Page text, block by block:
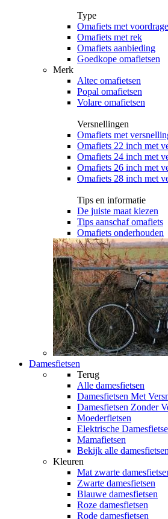
Type
Omafiets met
Omafiets met rek
Omafiets aanbieding
Goedkope omafietsen
Merk
Altec omafietsen
Popal omafietsen
Volare omafietsen
Versnellingen
Omafiets met
Omafiets 22 inch met
Omafiets 24 inch met
Omafiets 26 inch met
Omafiets 28 inch met
Tips en informatie
De juiste maat kiezen
Tips aanschaf omafiets
Omafiets onderhouden
Damesfietsen
Terug
Alle damesfietsen
Damesfietsen Met
Damesfietsen Zonder
Moederfietsen
Elektrische
Mamafietsen
Bekijk alle damesfietsen
Kleuren
Mat zwarte
Zwarte damesfietsen
Blauwe damesfietsen
Roze damesfietsen
Rode damesfietsen